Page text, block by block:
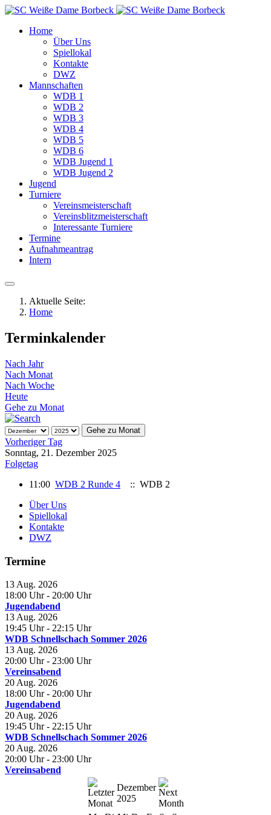
Home
Über Uns
Spiellokal
Kontakte
DWZ
Mannschaften
WDB 1
WDB 2
WDB 3
WDB 4
WDB 5
WDB 6
WDB Jugend 1
WDB Jugend 2
Jugend
Turniere
Vereinsmeisterschaft
Vereinsblitzmeisterschaft
Interessante Turniere
Termine
Aufnahmeantrag
Intern
Aktuelle Seite:
Home
Terminkalender
Nach Jahr
Nach Monat
Nach Woche
Heute
Gehe zu Monat
Gehe zu Monat
Vorheriger Tag
Sonntag, 21. Dezember 2025
Folgetag
11:00 WDB 2 Runde 4
:: WDB 2
Über Uns
Spiellokal
Kontakte
DWZ
Termine
13 Aug. 2026
18:00 Uhr - 20:00 Uhr
Jugendabend
13 Aug. 2026
19:45 Uhr - 22:15 Uhr
WDB Schnellschach Sommer 2026
13 Aug. 2026
20:00 Uhr - 23:00 Uhr
Vereinsabend
20 Aug. 2026
18:00 Uhr - 20:00 Uhr
Jugendabend
20 Aug. 2026
19:45 Uhr - 22:15 Uhr
WDB Schnellschach Sommer 2026
20 Aug. 2026
20:00 Uhr - 23:00 Uhr
Vereinsabend
Dezember
2025